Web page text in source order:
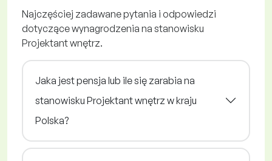
Najczęściej zadawane pytania i odpowiedzi
dotyczące wynagrodzenia na stanowisku
Projektant wnętrz.
Jaka jest pensja lub ile się zarabia na
stanowisku Projektant wnętrz w kraju
Polska?